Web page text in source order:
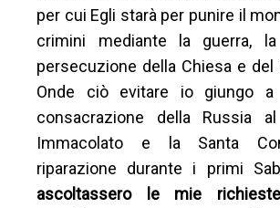
per cui Egli starà per punire il
crimini mediante la guerra,
persecuzione della Chiesa e del
Onde ciò evitare io giungo a
consacrazione della Russia
Immacolato e la Santa
riparazione durante i primi
ascoltassero le mie